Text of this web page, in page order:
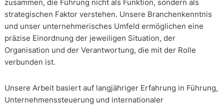
zusammen, die Führung nicht als Funktion, sondern als
strategischen Faktor verstehen. Unsere Branchenkenntnis
und unser unternehmerisches Umfeld ermöglichen eine
präzise Einordnung der jeweiligen Situation, der
Organisation und der Verantwortung, die mit der Rolle
verbunden ist.
Unsere Arbeit basiert auf langjähriger Erfahrung in Führung,
Unternehmenssteuerung und internationaler